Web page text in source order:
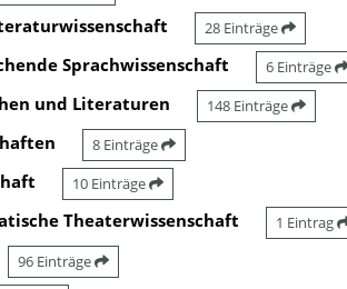
28 Einträge
Sprachwissenschaft 6 Einträge
und Literaturen 148 Einträge
8 Einträge
10 Einträge
Theaterwissenschaft 1 Eintrag
96 Einträge